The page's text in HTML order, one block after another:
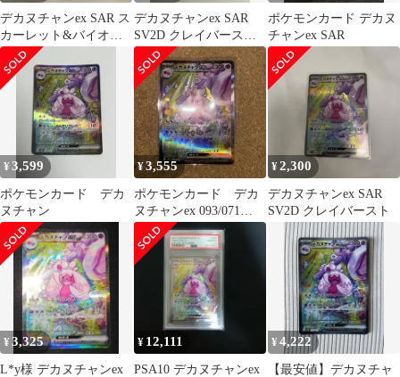
デカヌチャンex SAR ス
カーレット&バイオレ
ット 拡張パック クレイ
バース…
デカヌチャンex SAR
SV2D クレイバースト
093/071
ポケモンカード デカヌ
チャンex SAR
¥3,599
ポケモンカード デカ
ヌチャン
¥3,555
ポケモンカード デカ
ヌチャンex 093/071
SAR
¥2,300
デカヌチャンex SAR
SV2D クレイバースト
¥3,325
L*y様 デカヌチャンex
¥ 12,111
PSA10 デカヌチャンex
¥4,222
【最安値】デカヌチャ